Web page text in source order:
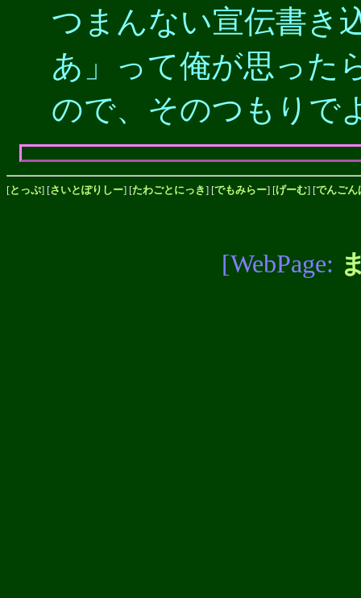
つまんない宣伝書き
あ」って俺が思った
ので、そのつもりで
[とっぷ] [さいとぽりしー] [たわごとにっき] [でもみらー] [げーむ] [でんごん
[WebPage: